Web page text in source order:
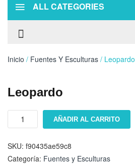
ALL CATEGORIES
Inicio / Fuentes Y Esculturas / Leopardo
Leopardo
Leopardo
cantidad
AÑADIR AL CARRITO
SKU: f90435ae59c8
Categoría: Fuentes y Esculturas